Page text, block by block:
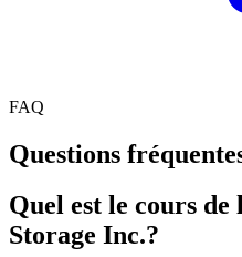
FAQ
Questions
Quel est le cours
Storage Inc.?